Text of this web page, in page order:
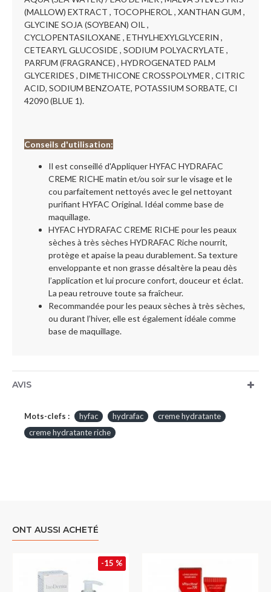
(MALLOW) EXTRACT , TOCOPHEROL , XANTHAN GUM ,
GLYCINE SOJA (SOYBEAN) OIL ,
CYCLOPENTASILOXANE , ETHYLHEXYLGLYCERIN ,
CETEARYL GLUCOSIDE , SODIUM POLYACRYLATE ,
PARFUM (FRAGRANCE) , HYDROGENATED PALM
GLYCERIDES , DIMETHICONE CROSSPOLYMER , CITRIC
ACID, SODIUM BENZOATE, POTASSIUM SORBATE, CI
42090 (BLUE 1).
Conseils d'utilisation:
Il est conseillé d'Appliquer HYFAC HYDRAFAC
CREME RICHE matin et/ou soir sur le visage et le
cou parfaitement nettoyés avec le gel nettoyant
purifiant HYFAC Original. Idéal comme base de
maquillage.
HYFAC HYDRAFAC CREME RICHE pour les peaux
sèches à très sèches HYDRAFAC Riche nourrit,
protège et apaise la peau durablement. Sa texture
enveloppante et non grasse désaltère la peau dès
l’application et lui procure confort, douceur et éclat.
La peau retrouve toute sa fraîcheur.
Recommandée pour les peaux sèches à très sèches,
ou durant l’hiver, elle est également idéale comme
base de maquillage.
AVIS
Mots-clefs : hyfac hydrafac
creme hydratante
creme hydratante riche
ONT AUSSI ACHETÉ
-15 %